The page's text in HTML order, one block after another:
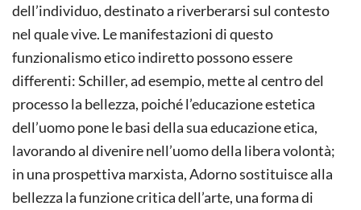
dell’individuo, destinato a riverberarsi sul contesto
nel quale vive. Le manifestazioni di questo
funzionalismo etico indiretto possono essere
differenti: Schiller, ad esempio, mette al centro del
processo la bellezza, poiché l’educazione estetica
dell’uomo pone le basi della sua educazione etica,
lavorando al divenire nell’uomo della libera volontà;
in una prospettiva marxista, Adorno sostituisce alla
bellezza la funzione critica dell’arte, una forma di